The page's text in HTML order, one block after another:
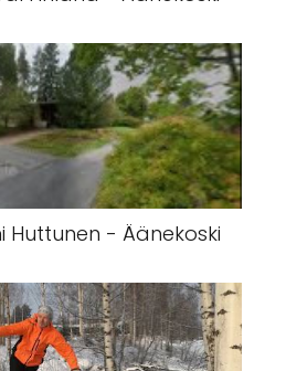
Huttunen - Äänekoski